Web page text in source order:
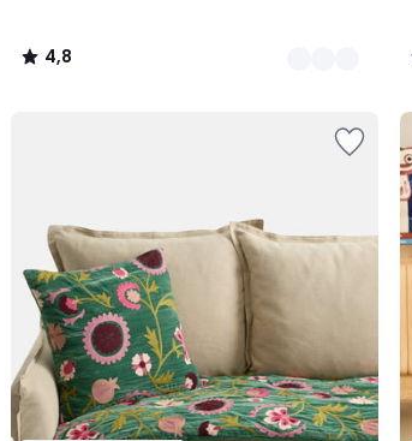
4,8
/